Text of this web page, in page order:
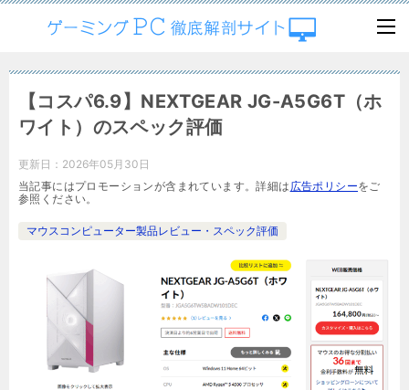
【コスパ6.9】NEXTGEAR JG-A5G6T（ホ
ワイト）のスペック評価
更新日： 2026年05月30日
当記事にはプロモーションが含まれています。詳細は 広告ポリシーをご
参照ください。
マウスコンピューター製品レビュー・スペック評価